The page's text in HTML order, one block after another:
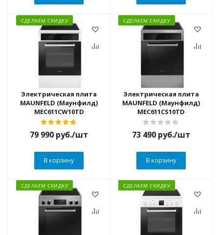
СДЕЛАЕМ СКИДКУ
Электрическая плита
MAUNFELD (Маунфилд)
MEC611CW10TD
79 990 руб./шт
В корзину
СДЕЛАЕМ СКИДКУ
Электрическая плита
MAUNFELD (Маунфилд)
MEC611CS10TD
73 490 руб./шт
В корзину
СДЕЛАЕМ СКИДКУ СДЕЛАЕМ СКИДКУ